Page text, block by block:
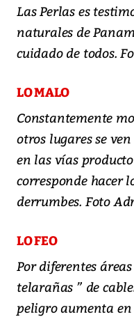
Las Perlas es
naturales de
cuidado de todos.
LO MALO
Constantemente
otros lugares se
en las vías
corresponde hacer
derrumbes. Foto
LO FEO
Por diferentes
telarañas ” de
peligro aumenta en